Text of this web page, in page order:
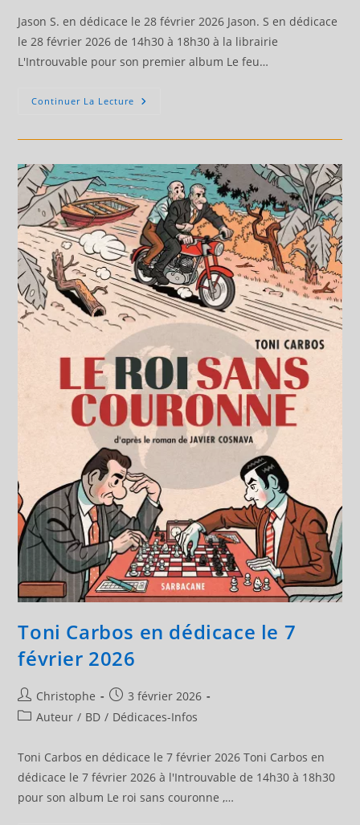
Jason S. en dédicace le 28 février 2026 Jason. S en dédicace
le 28 février 2026 de 14h30 à 18h30 à la librairie
L'Introuvable pour son premier album Le feu…
Continuer La Lecture Jason
Février
2026
Toni Carbos en dédicace le 7
février 2026
Auteur/autrice
de
Christophe
Publication
publiée :
3 février 2026
PostAuteur / BD / Dédicaces-Infos
Toni Carbos en dédicace le 7 février 2026 Toni Carbos en
dédicace le 7 février 2026 à l'Introuvable de 14h30 à 18h30
pour son album Le roi sans couronne ,…